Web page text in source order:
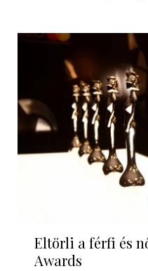
Eltörli a férfi és
Awards